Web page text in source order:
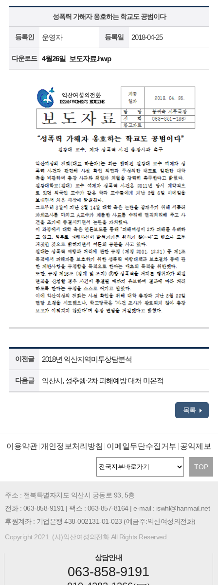
성폭력 가해자 옹호하는 학교도 공범이다
등록인 운영자 등록일 2018-04-25
다운로드 4월26일_보도자료.hwp
이전글 2018년 익산지역미투상담분석
다음글 익산시, 성추행·2차 피해예방 대처 미온적
목록
이용약관 개인정보처리방침 이메일무단수집거부 공익제보
TOP
주소 : 전북특별자치도 익산시 궁동로 93, 5층
전화 : 063-858-9191 | 팩스 : 063-857-8164 | e-mail : iswhl@hanmail.net
후원계좌 : 기업은행 438-002131-01-023 (예금주:익산여성의전화)
Copyright 2021. (사)익산여성의전화 All Rights Reserved.
상담안내
063-858-9191